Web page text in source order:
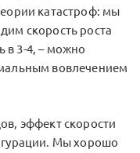
катастроф: мы
скорость роста
в 3-4, – можно
вовлечением
эффект скорости
Мы хорошо